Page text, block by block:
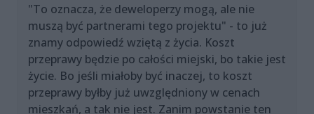
"To oznacza, że deweloperzy mogą, ale nie
muszą być partnerami tego projektu" - to już
znamy odpowiedź wziętą z życia. Koszt
przeprawy będzie po całości miejski, bo takie jest
życie. Bo jeśli miałoby być inaczej, to koszt
przeprawy byłby już uwzględniony w cenach
mieszkań, a tak nie jest. Zanim powstanie ten